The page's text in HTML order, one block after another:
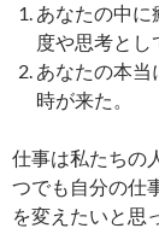
あなたの中に
度や思考とし
あなたの本当
時が来た。
仕事は私たちの
つでも自分の仕
を変えたいと思